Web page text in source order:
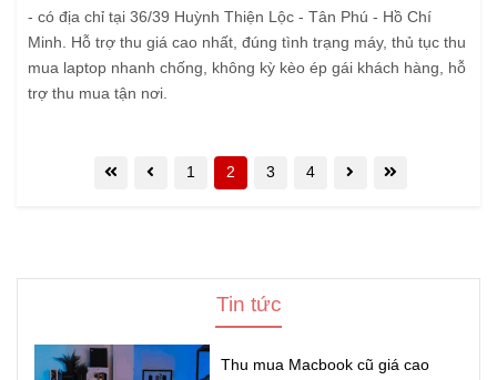
- có địa chỉ tại 36/39 Huỳnh Thiện Lộc - Tân Phú - Hồ Chí
Minh. Hỗ trợ thu giá cao nhất, đúng tình trạng máy, thủ tục thu
mua laptop nhanh chống, không kỳ kèo ép gái khách hàng, hỗ
trợ thu mua tận nơi.
1 2 3 4
Tin tức
Thu mua Macbook cũ giá cao